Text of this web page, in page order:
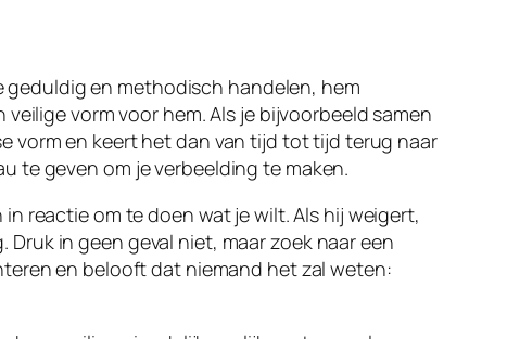
geduldig en methodisch handelen, hem
vorm voor hem. Als je bijvoorbeeld samen
vorm en keert het dan van tijd tot tijd terug naar
te geven om je verbeelding te maken.
reactie om te doen wat je wilt. Als hij weigert,
in geen geval niet, maar zoek naar een
en belooft dat niemand het zal weten: